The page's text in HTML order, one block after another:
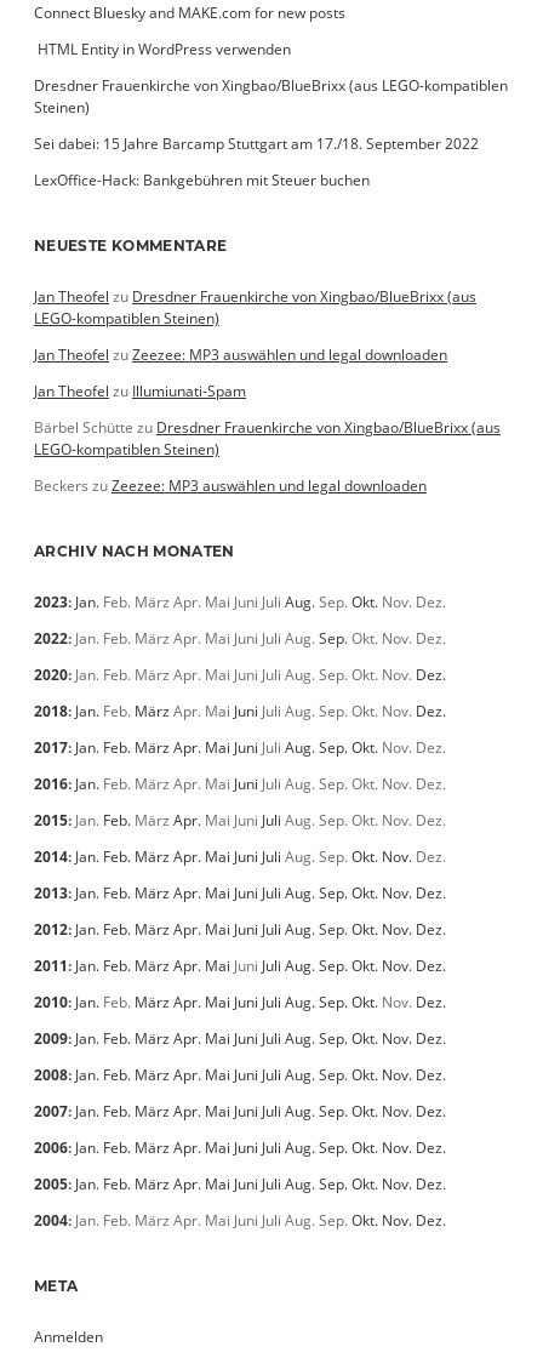
Connect Bluesky and MAKE.com for new posts
­ HTML Entity in WordPress verwenden
Dresdner Frauenkirche von Xingbao/BlueBrixx (aus LEGO-kompatiblen
Steinen)
Sei dabei: 15 Jahre Barcamp Stuttgart am 17./18. September 2022
LexOffice-Hack: Bankgebühren mit Steuer buchen
NEUESTE KOMMENTARE
Jan Theofel zu Dresdner Frauenkirche von Xingbao/BlueBrixx (aus
LEGO-kompatiblen Steinen)
Jan Theofel zuZeezee: MP3 auswählen und legal downloaden
Jan Theofel zu Illumiunati-Spam
Bärbel Schütte zu Dresdner Frauenkirche von Xingbao/BlueBrixx (aus
LEGO-kompatiblen Steinen)
Beckers zuZeezee: MP3 auswählen und legal downloaden
ARCHIV NACH MONATEN
2023: Jan. Feb. März Apr. Mai Juni Juli Aug.Sep.Okt. Nov. Dez.
2022: Jan. Feb. März Apr. Mai Juni Juli Aug.Sep.Okt. Nov. Dez.
2020: Jan. Feb. März Apr. Mai Juni Juli Aug.Sep.Okt. Nov. Dez.
2018: Jan. Feb. März Apr. Mai Juni Juli Aug.Sep.Okt. Nov. Dez.
2017: Jan. Feb. März Apr. Mai Juni Juli Aug.Sep.Okt. Nov. Dez.
2016: Jan. Feb. März Apr. Mai Juni Juli Aug.Sep.Okt. Nov. Dez.
2015: Jan. Feb. März Apr. Mai Juni Juli Aug.Sep.Okt. Nov. Dez.
2014: Jan. Feb. März Apr. Mai Juni Juli Aug.Sep.Okt. Nov. Dez.
2013: Jan. Feb. März Apr. Mai Juni Juli Aug.Sep.Okt. Nov. Dez.
2012: Jan. Feb. März Apr. Mai Juni Juli Aug.Sep.Okt. Nov. Dez.
2011: Jan. Feb. März Apr. Mai Juni Juli Aug.Sep.Okt. Nov. Dez.
2010: Jan. Feb. März Apr. Mai Juni Juli Aug.Sep.Okt. Nov. Dez.
2009: Jan. Feb. März Apr. Mai Juni Juli Aug.Sep.Okt. Nov. Dez.
2008: Jan. Feb. März Apr. Mai Juni Juli Aug.Sep.Okt. Nov. Dez.
2007: Jan. Feb. März Apr. Mai Juni Juli Aug.Sep.Okt. Nov. Dez.
2006: Jan. Feb. März Apr. Mai Juni Juli Aug.Sep.Okt. Nov. Dez.
2005: Jan. Feb. März Apr. Mai Juni Juli Aug.Sep.Okt. Nov. Dez.
2004: Jan. Feb. März Apr. Mai Juni Juli Aug.Sep.Okt. Nov. Dez.
META
Anmelden